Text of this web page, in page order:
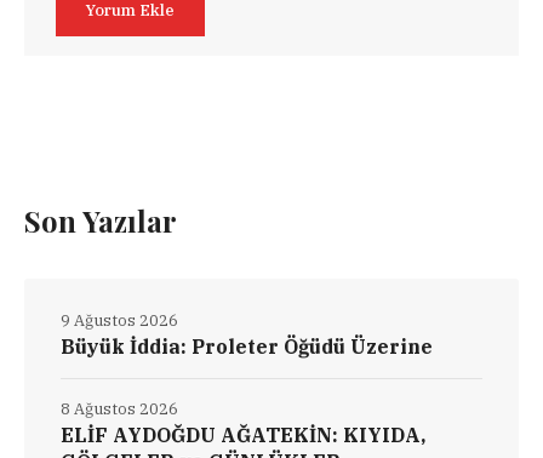
Son Yazılar
Büyük İddia: Proleter Öğüdü Üzerine
9 Ağustos 2026
ELİF AYDOĞDU AĞATEKİN: KIYIDA,
8 Ağustos 2026